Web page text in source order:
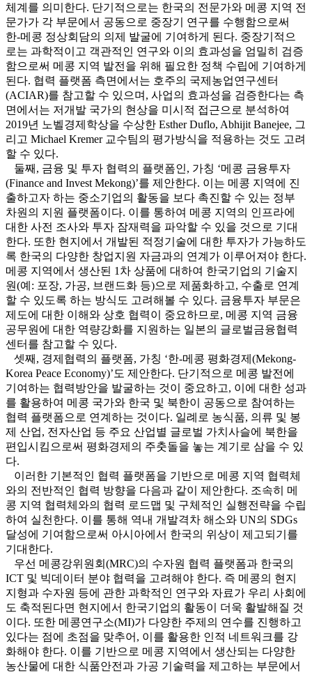
체계를 의미한다. 단기적으로는 한국의 전문가와 메콩 지역 전
문가가 각 부문에서 공동으로 중장기 연구를 수행함으로써
한-메콩 정상회담의 의제 발굴에 기여하게 된다. 중장기적으
로는 과학적이고 객관적인 연구와 이의 효과성을 엄밀히 검증
함으로써 메콩 지역 발전을 위해 필요한 정책 수립에 기여하게
된다. 협력 플랫폼 측면에서는 호주의 국제농업연구센터
(ACIAR)를 참고할 수 있으며, 사업의 효과성을 검증한다는 측
면에서는 저개발 국가의 현상을 미시적 접근으로 분석하여
2019년 노벨경제학상을 수상한 Esther Duflo, Abhijit Banejee, 그
리고 Michael Kremer 교수팀의 평가방식을 적용하는 것도 고려
할 수 있다.
둘째, 금융 및 투자 협력의 플랫폼인, 가칭 ‘메콩 금융투자
(Finance and Invest Mekong)’를 제안한다. 이는 메콩 지역에 진
출하고자 하는 중소기업의 활동을 보다 촉진할 수 있는 정부
차원의 지원 플랫폼이다. 이를 통하여 메콩 지역의 인프라에
대한 사전 조사와 투자 잠재력을 파악할 수 있을 것으로 기대
한다. 또한 현지에서 개발된 적정기술에 대한 투자가 가능하도
록 한국의 다양한 창업지원 자금과의 연계가 이루어져야 한다.
메콩 지역에서 생산된 1차 상품에 대하여 한국기업의 기술지
원(예: 포장, 가공, 브랜드화 등)으로 제품화하고, 수출로 연계
할 수 있도록 하는 방식도 고려해볼 수 있다. 금융투자 부문은
제도에 대한 이해와 상호 협력이 중요하므로, 메콩 지역 금융
공무원에 대한 역량강화를 지원하는 일본의 글로벌금융협력
센터를 참고할 수 있다.
셋째, 경제협력의 플랫폼, 가칭 ‘한-메콩 평화경제(Mekong-
Korea Peace Economy)’도 제안한다. 단기적으로 메콩 발전에
기여하는 협력방안을 발굴하는 것이 중요하고, 이에 대한 성과
를 활용하여 메콩 국가와 한국 및 북한이 공동으로 참여하는
협력 플랫폼으로 연계하는 것이다. 일례로 농식품, 의류 및 봉
제 산업, 전자산업 등 주요 산업별 글로벌 가치사슬에 북한을
편입시킴으로써 평화경제의 주춧돌을 놓는 계기로 삼을 수 있
다.
이러한 기본적인 협력 플랫폼을 기반으로 메콩 지역 협력체
와의 전반적인 협력 방향을 다음과 같이 제안한다. 조속히 메
콩 지역 협력체와의 협력 로드맵 및 구체적인 실행전략을 수립
하여 실천한다. 이를 통해 역내 개발격차 해소와 UN의 SDGs
달성에 기여함으로써 아시아에서 한국의 위상이 제고되기를
기대한다.
우선 메콩강위원회(MRC)의 수자원 협력 플랫폼과 한국의
ICT 및 빅데이터 분야 협력을 고려해야 한다. 즉 메콩의 현지
지형과 수자원 등에 관한 과학적인 연구와 자료가 우리 사회에
도 축적된다면 현지에서 한국기업의 활동이 더욱 활발해질 것
이다. 또한 메콩연구소(MI)가 다양한 주제의 연수를 진행하고
있다는 점에 초점을 맞추어, 이를 활용한 인적 네트워크를 강
화해야 한다. 이를 기반으로 메콩 지역에서 생산되는 다양한
농산물에 대한 식품안전과 가공 기술력을 제고하는 부문에서